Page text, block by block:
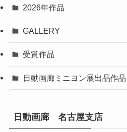
2026年作品
GALLERY
受賞作品
日動画廊ミニヨン展出品作品
日動画廊 名古屋支店